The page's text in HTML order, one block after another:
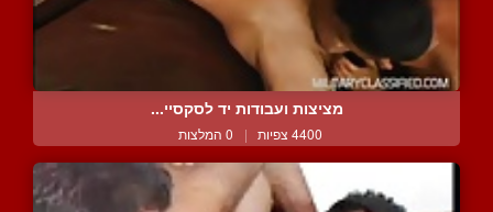
מציצות ועבודות יד לסקסיי...
4400 צפיות | 0 המלצות